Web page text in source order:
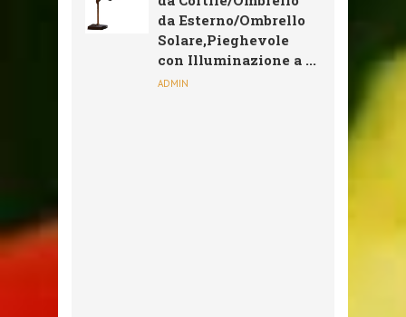
da Esterno/Ombrello
Solare,Pieghevole
con Illuminazione a ...
ADMIN